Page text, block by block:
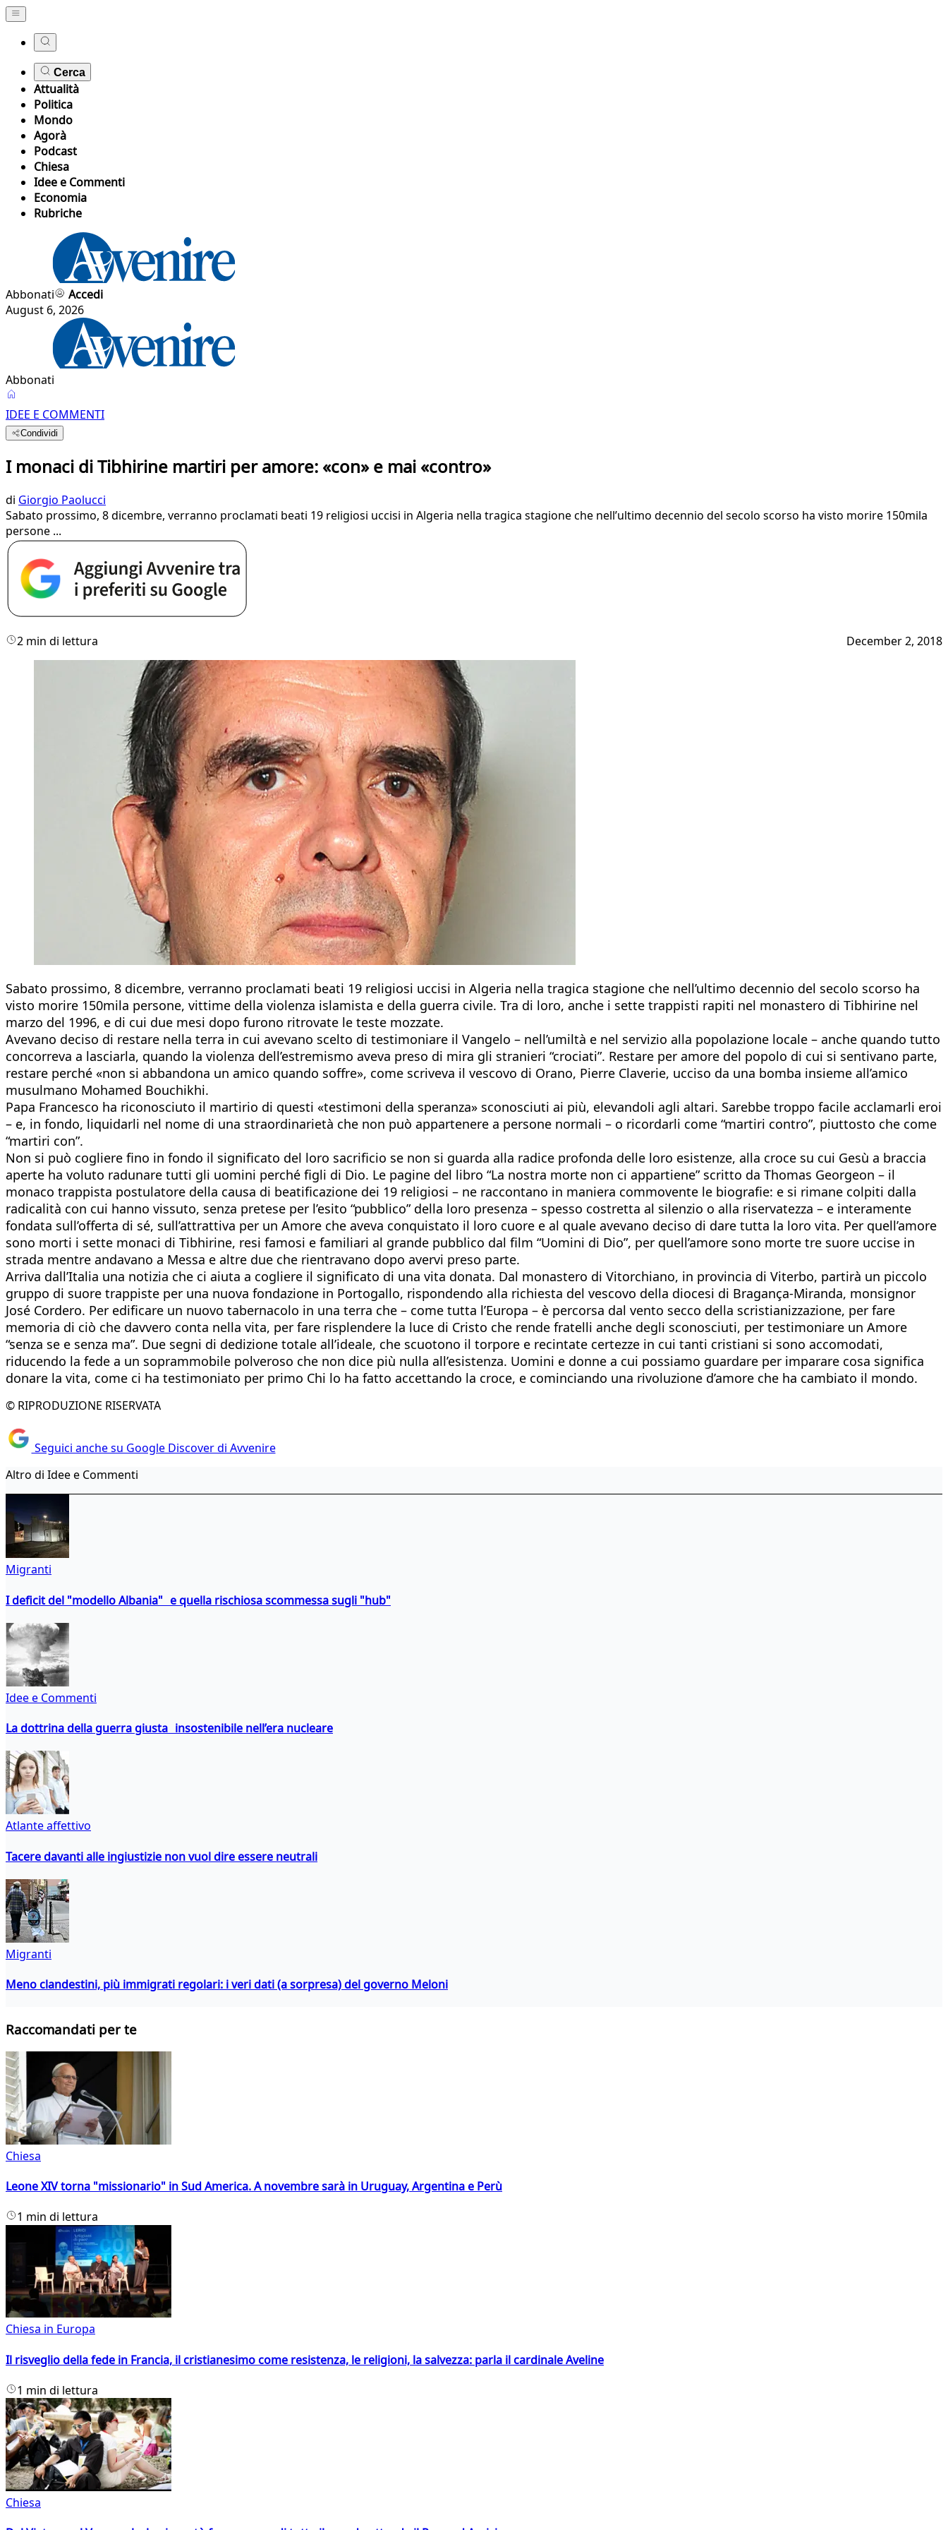
Cerca
Attualità
Politica
Mondo
Agorà
Podcast
Chiesa
Idee e Commenti
Economia
Rubriche
Abbonati
Accedi
August 6, 2026
Abbonati
IDEE E COMMENTI
Condividi
I monaci di Tibhirine martiri per amore: «con» e mai «contro»
di Giorgio Paolucci
Sabato prossimo, 8 dicembre, verranno proclamati beati 19 religiosi uccisi in Algeria nella tragica stagione che nell’ultimo decennio del secolo scorso ha visto morire 150mila
persone ...
2 min di lettura December 2, 2018
Sabato prossimo, 8 dicembre, verranno proclamati beati 19 religiosi uccisi in Algeria nella tragica stagione che nell’ultimo decennio del secolo scorso ha
visto morire 150mila persone, vittime della violenza islamista e della guerra civile. Tra di loro, anche i sette trappisti rapiti nel monastero di Tibhirine nel
marzo del 1996, e di cui due mesi dopo furono ritrovate le teste mozzate.
Avevano deciso di restare nella terra in cui avevano scelto di testimoniare il Vangelo – nell’umiltà e nel servizio alla popolazione locale – anche quando tutto
concorreva a lasciarla, quando la violenza dell’estremismo aveva preso di mira gli stranieri “crociati”. Restare per amore del popolo di cui si sentivano parte,
restare perché «non si abbandona un amico quando soffre», come scriveva il vescovo di Orano, Pierre Claverie, ucciso da una bomba insieme all’amico
musulmano Mohamed Bouchikhi.
Papa Francesco ha riconosciuto il martirio di questi «testimoni della speranza» sconosciuti ai più, elevandoli agli altari. Sarebbe troppo facile acclamarli eroi
– e, in fondo, liquidarli nel nome di una straordinarietà che non può appartenere a persone normali – o ricordarli come “martiri contro”, piuttosto che come
“martiri con”.
Non si può cogliere fino in fondo il significato del loro sacrificio se non si guarda alla radice profonda delle loro esistenze, alla croce su cui Gesù a braccia
aperte ha voluto radunare tutti gli uomini perché figli di Dio. Le pagine del libro “La nostra morte non ci appartiene” scritto da Thomas Georgeon – il
monaco trappista postulatore della causa di beatificazione dei 19 religiosi – ne raccontano in maniera commovente le biografie: e si rimane colpiti dalla
radicalità con cui hanno vissuto, senza pretese per l’esito “pubblico” della loro presenza – spesso costretta al silenzio o alla riservatezza – e interamente
fondata sull’offerta di sé, sull’attrattiva per un Amore che aveva conquistato il loro cuore e al quale avevano deciso di dare tutta la loro vita. Per quell’amore
sono morti i sette monaci di Tibhirine, resi famosi e familiari al grande pubblico dal film “Uomini di Dio”, per quell’amore sono morte tre suore uccise in
strada mentre andavano a Messa e altre due che rientravano dopo avervi preso parte.
Arriva dall’Italia una notizia che ci aiuta a cogliere il significato di una vita donata. Dal monastero di Vitorchiano, in provincia di Viterbo, partirà un piccolo
gruppo di suore trappiste per una nuova fondazione in Portogallo, rispondendo alla richiesta del vescovo della diocesi di Bragança-Miranda, monsignor
José Cordero. Per edificare un nuovo tabernacolo in una terra che – come tutta l’Europa – è percorsa dal vento secco della scristianizzazione, per fare
memoria di ciò che davvero conta nella vita, per fare risplendere la luce di Cristo che rende fratelli anche degli sconosciuti, per testimoniare un Amore
“senza se e senza ma”. Due segni di dedizione totale all’ideale, che scuotono il torpore e recintate certezze in cui tanti cristiani si sono accomodati,
riducendo la fede a un soprammobile polveroso che non dice più nulla all’esistenza. Uomini e donne a cui possiamo guardare per imparare cosa significa
donare la vita, come ci ha testimoniato per primo Chi lo ha fatto accettando la croce, e cominciando una rivoluzione d’amore che ha cambiato il mondo.
© RIPRODUZIONE RISERVATA
Seguici anche su Google Discover di Avvenire
Altro di Idee e Commenti
Migranti
I deficit del "modello Albania" e quella rischiosa scommessa sugli "hub"
Idee e Commenti
La dottrina della guerra giusta insostenibile nell’era nucleare
Atlante affettivo
Tacere davanti alle ingiustizie non vuol dire essere neutrali
Migranti
Meno clandestini, più immigrati regolari: i veri dati (a sorpresa) del governo Meloni
Raccomandati per te
Chiesa
Leone XIV torna "missionario" in Sud America. A novembre sarà in Uruguay, Argentina e Perù
1 min di lettura
Chiesa in Europa
Il risveglio della fede in Francia, il cristianesimo come resistenza, le religioni, la salvezza: parla il cardinale Aveline
1 min di lettura
Chiesa